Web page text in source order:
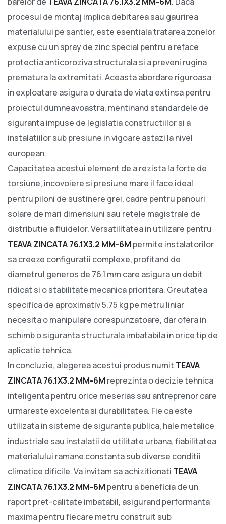
procesul de montaj implica debitarea sau gaurirea
materialului pe santier, este esentiala tratarea zonelor
expuse cu un spray de zinc special pentru a reface
protectia anticoroziva structurala si a preveni rugina
prematura la extremitati. Aceasta abordare riguroasa
in exploatare asigura o durata de viata extinsa pentru
proiectul dumneavoastra, mentinand standardele de
siguranta impuse de legislatia constructiilor si a
instalatiilor sub presiune in vigoare astazi la nivel
european.
Capacitatea acestui element de a rezista la forte de
torsiune, incovoiere si presiune mare il face ideal
pentru piloni de sustinere grei, cadre pentru panouri
solare de mari dimensiuni sau retele magistrale de
distributie a fluidelor. Versatilitatea in utilizare pentru
TEAVA ZINCATA 76.1X3.2 MM-6M permite instalatorilor
sa creeze configuratii complexe, profitand de
diametrul generos de 76.1 mm care asigura un debit
ridicat si o stabilitate mecanica prioritara. Greutatea
specifica de aproximativ 5.75 kg pe metru liniar
necesita o manipulare corespunzatoare, dar ofera in
schimb o siguranta structurala imbatabila in orice tip de
aplicatie tehnica.
In concluzie, alegerea acestui produs numit TEAVA
ZINCATA 76.1X3.2 MM-6M reprezinta o decizie tehnica
inteligenta pentru orice meserias sau antreprenor care
urmareste excelenta si durabilitatea. Fie ca este
utilizata in sisteme de siguranta publica, hale metalice
industriale sau instalatii de utilitate urbana, fiabilitatea
materialului ramane constanta sub diverse conditii
climatice dificile. Va invitam sa achizitionati TEAVA
ZINCATA 76.1X3.2 MM-6M pentru a beneficia de un
raport pret-calitate imbatabil, asigurand performanta
maxima pentru fiecare metru construit sub